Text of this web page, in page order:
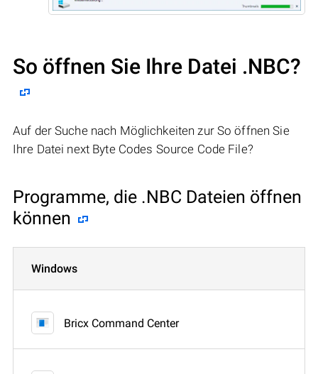
So öffnen Sie Ihre Datei .NBC?
Auf der Suche nach Möglichkeiten zur So öffnen Sie
Ihre Datei next Byte Codes Source Code File?
Programme, die .NBC Dateien öffnen
können
Windows
Bricx Command Center